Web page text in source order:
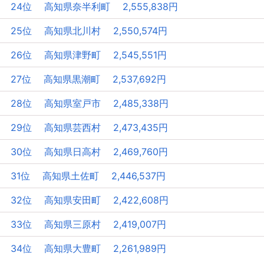
24位 高知県奈半利町 2,555,838円
25位 高知県北川村 2,550,574円
26位 高知県津野町 2,545,551円
27位 高知県黒潮町 2,537,692円
28位 高知県室戸市 2,485,338円
29位 高知県芸西村 2,473,435円
30位 高知県日高村 2,469,760円
31位 高知県土佐町 2,446,537円
32位 高知県安田町 2,422,608円
33位 高知県三原村 2,419,007円
34位 高知県大豊町 2,261,989円